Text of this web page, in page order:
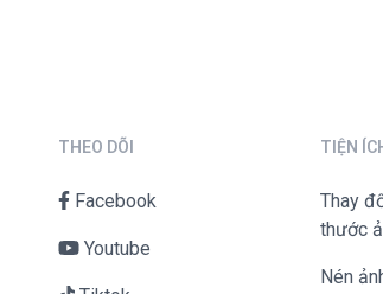
THEO DÕI
Facebook
Youtube
TIỆN
Thay
thước
Nén